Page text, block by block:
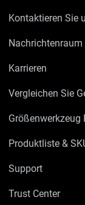
Kontaktieren Sie
Nachrichtenraum
Karrieren
Vergleichen Sie
Größenwerkzeug
Produktliste &
Support
Trust Center